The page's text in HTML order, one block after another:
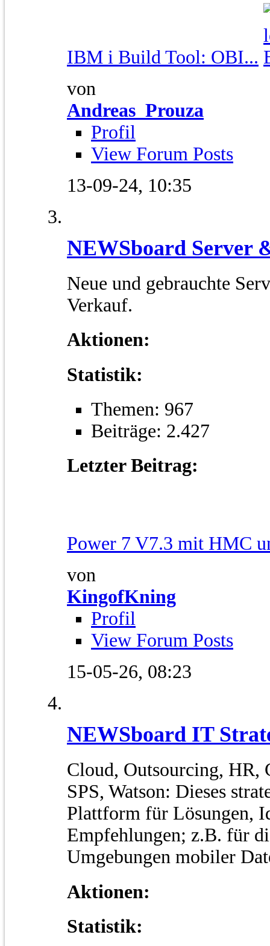
IBM i Build Tool: OBI...
von
Andreas_Prouza
Profil
View Forum Posts
13-09-24, 10:35
NEWSboard Server
Neue und gebrauchte
Verkauf.
Aktionen:
Statistik:
Themen: 967
Beiträge: 2.427
Letzter Beitrag:
Power 7 V7.3 mit HMC
von
KingofKning
Profil
View Forum Posts
15-05-26, 08:23
NEWSboard IT
Cloud, Outsourcing, HR,
SPS, Watson: Dieses
Plattform für Lösungen,
Empfehlungen; z.B. für
Umgebungen mobiler
Aktionen:
Statistik: